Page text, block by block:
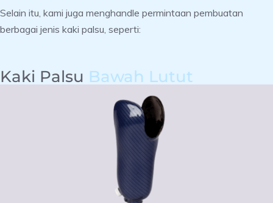
Selain itu, kami juga menghandle permintaan pembuatan
berbagai jenis kaki palsu, seperti:
Kaki Palsu Bawah Lutut